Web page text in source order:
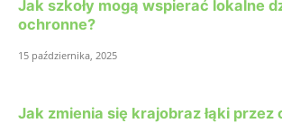
Jak szkoły mogą wspierać lokalne
ochronne?
15 października, 2025
Jak zmienia się krajobraz łąki przez